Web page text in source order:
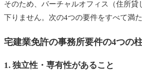
まとめ
あわせて読みたい
そのため、バーチャルオフィス（住所貸
下りません。次の4つの要件をすべて満
宅建業免許の事務所要件の4つの
1. 独立性・専有性があること